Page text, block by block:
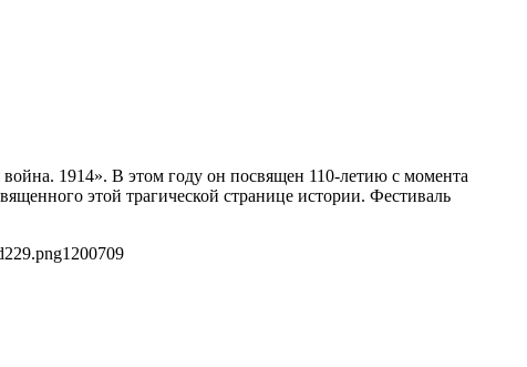
война. 1914». В этом году он посвящен 110-летию с момента
этой трагической странице истории. Фестиваль
1200709